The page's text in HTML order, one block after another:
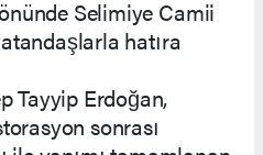
Selimiye Camii
hatıra
Tayyip Erdoğan,
sonrası